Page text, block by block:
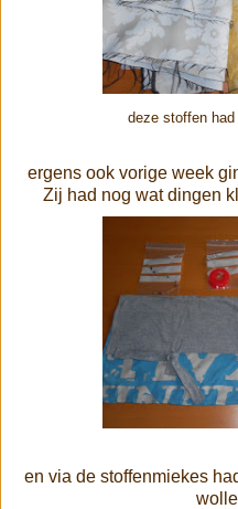
deze stoffen
ergens ook vorige week
Zij had nog wat dingen
en via de stoffenmiekes